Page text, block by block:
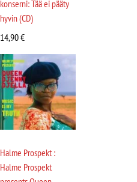
konserni: Tää ei pääty
hyvin (CD)
14,90€
Halme Prospekt :
Halme Prospekt